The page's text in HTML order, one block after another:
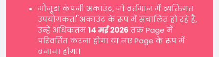
मौजूदा कंपनी अकाउंट, जो वर्तमान में व्यक्तिगत
उपयोगकर्ता अकाउंट के रूप में संचालित हो रहे हैं,
उन्हें अधिकतम14 मई 2026 तक Page में
परिवर्तित करना होगा या नए Page के रूप में
बनाना होगा।